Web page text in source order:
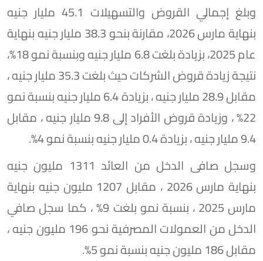
وبلغ إجمالي القروض والتسهيلات 45.1 مليار جنيه
بنهاية مارس 2026، مقارنة بنحو 38.3 مليار جنيه بنهاية
عام 2025، بزيادة بلغت 6.8 مليار جنيه وبنسبة نمو 18%،
نتيجة زيادة قروض الشركات حيث بلغت 35.3 مليار جنيه ،
مقابل 28.9 مليار جنيه ، بزيادة 6.4 مليار جنيه بنسبة نمو
22% ، وزيادة قروض الأفراد إلى 9.8 مليار جنيه ، مقابل
9.4 مليار جنيه ، بزيادة 0.4 مليار جنيه بنسبة نمو 4%.
وسجل صافى الدخل من العائد 1311 مليون جنيه
بنهاية مارس 2026 ، مقابل 1207 مليون جنيه بنهاية
مارس 2025 ، بنسبة نمو بلغت 9% ، كما سجل صافي
الدخل من العمولات المصرفية نحو 196 مليون جنيه ،
مقابل 186 مليون جنيه بنسبة نمو 5%.